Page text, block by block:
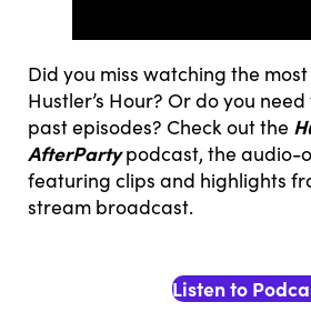
Did you miss watching the most
Hustler’s Hour? Or do you
past episodes? Check out the
AfterPartypodcast, the audio-
featuring clips and highlights
stream broadcast.
Listen to